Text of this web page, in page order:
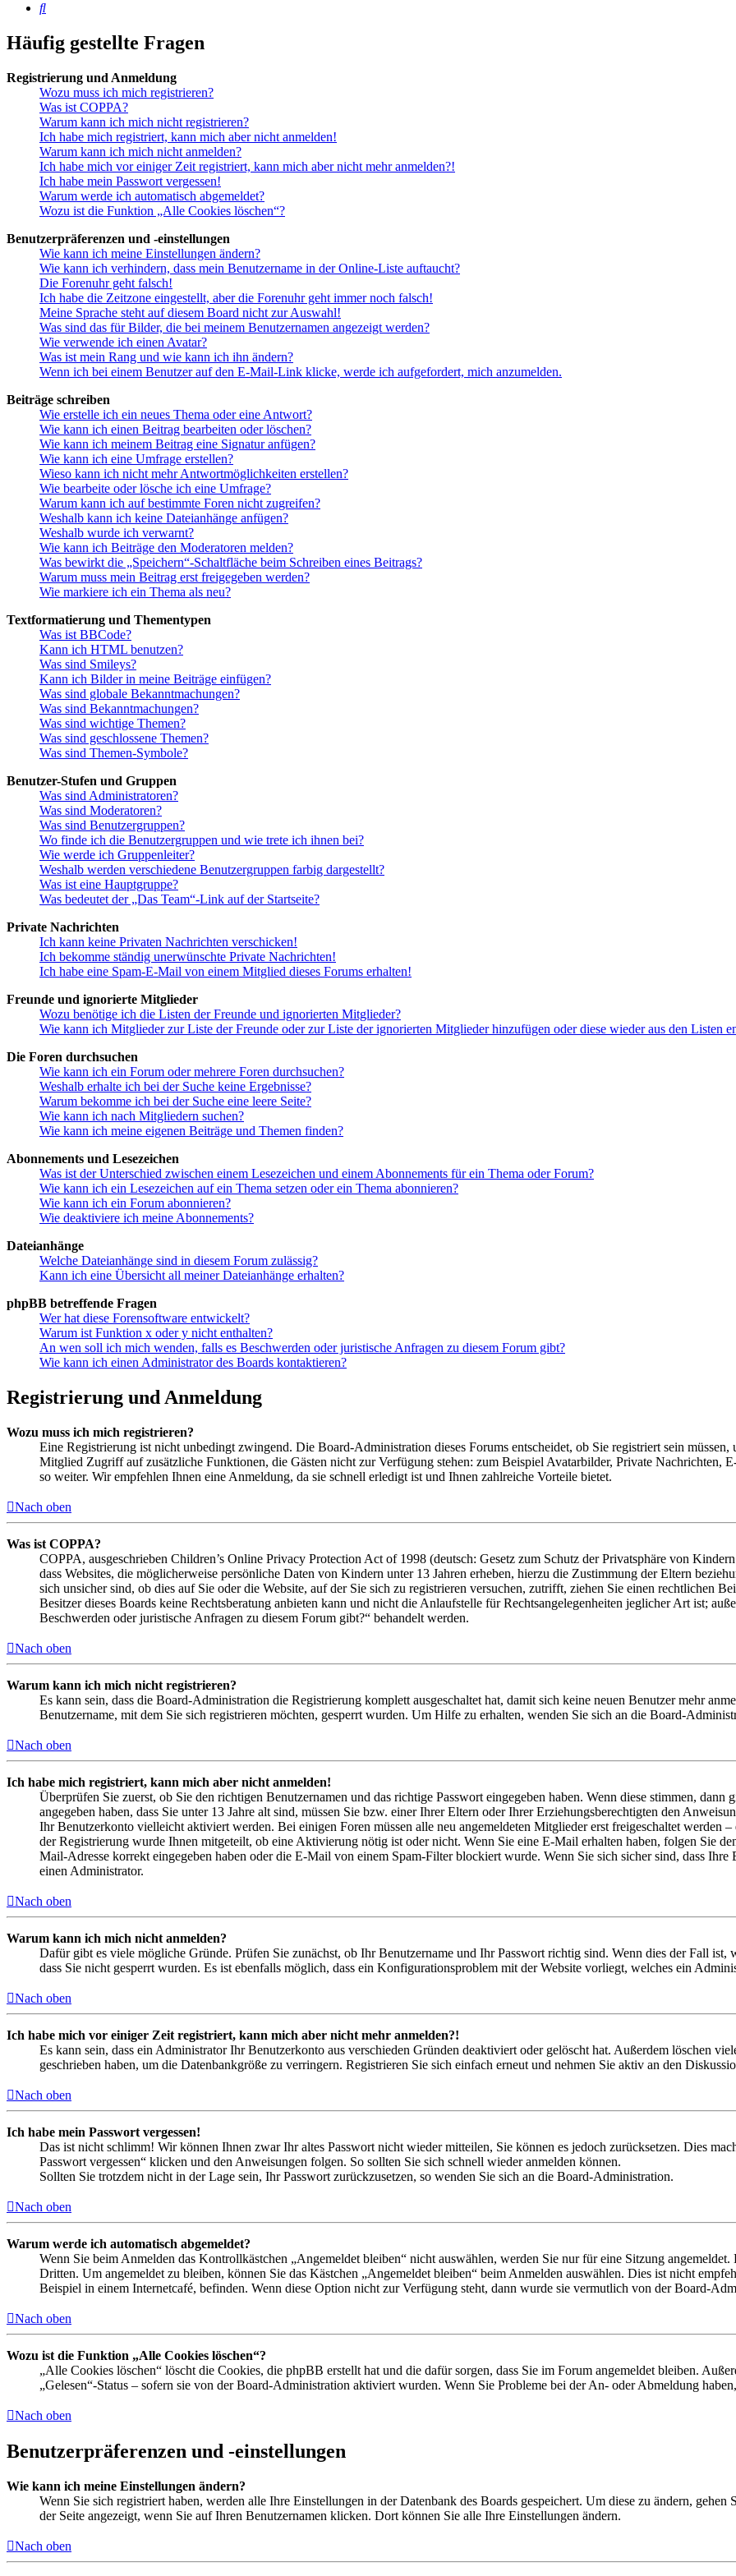
Suche
Häufig gestellte Fragen
Registrierung und Anmeldung
Wozu muss ich mich registrieren?
Was ist COPPA?
Warum kann ich mich nicht registrieren?
Ich habe mich registriert, kann mich aber nicht anmelden!
Warum kann ich mich nicht anmelden?
Ich habe mich vor einiger Zeit registriert, kann mich aber nicht mehr anmelden?!
Ich habe mein Passwort vergessen!
Warum werde ich automatisch abgemeldet?
Wozu ist die Funktion „Alle Cookies löschen“?
Benutzerpräferenzen und -einstellungen
Wie kann ich meine Einstellungen ändern?
Wie kann ich verhindern, dass mein Benutzername in der Online-Liste auftaucht?
Die Forenuhr geht falsch!
Ich habe die Zeitzone eingestellt, aber die Forenuhr geht immer noch falsch!
Meine Sprache steht auf diesem Board nicht zur Auswahl!
Was sind das für Bilder, die bei meinem Benutzernamen angezeigt werden?
Wie verwende ich einen Avatar?
Was ist mein Rang und wie kann ich ihn ändern?
Wenn ich bei einem Benutzer auf den E-Mail-Link klicke, werde ich aufgefordert, mich anzumelden.
Beiträge schreiben
Wie erstelle ich ein neues Thema oder eine Antwort?
Wie kann ich einen Beitrag bearbeiten oder löschen?
Wie kann ich meinem Beitrag eine Signatur anfügen?
Wie kann ich eine Umfrage erstellen?
Wieso kann ich nicht mehr Antwortmöglichkeiten erstellen?
Wie bearbeite oder lösche ich eine Umfrage?
Warum kann ich auf bestimmte Foren nicht zugreifen?
Weshalb kann ich keine Dateianhänge anfügen?
Weshalb wurde ich verwarnt?
Wie kann ich Beiträge den Moderatoren melden?
Was bewirkt die „Speichern“-Schaltfläche beim Schreiben eines Beitrags?
Warum muss mein Beitrag erst freigegeben werden?
Wie markiere ich ein Thema als neu?
Textformatierung und Thementypen
Was ist BBCode?
Kann ich HTML benutzen?
Was sind Smileys?
Kann ich Bilder in meine Beiträge einfügen?
Was sind globale Bekanntmachungen?
Was sind Bekanntmachungen?
Was sind wichtige Themen?
Was sind geschlossene Themen?
Was sind Themen-Symbole?
Benutzer-Stufen und Gruppen
Was sind Administratoren?
Was sind Moderatoren?
Was sind Benutzergruppen?
Wo finde ich die Benutzergruppen und wie trete ich ihnen bei?
Wie werde ich Gruppenleiter?
Weshalb werden verschiedene Benutzergruppen farbig dargestellt?
Was ist eine Hauptgruppe?
Was bedeutet der „Das Team“-Link auf der Startseite?
Private Nachrichten
Ich kann keine Privaten Nachrichten verschicken!
Ich bekomme ständig unerwünschte Private Nachrichten!
Ich habe eine Spam-E-Mail von einem Mitglied dieses Forums erhalten!
Freunde und ignorierte Mitglieder
Wozu benötige ich die Listen der Freunde und ignorierten Mitglieder?
Wie kann ich Mitglieder zur Liste der Freunde oder zur Liste der ignorierten Mitglieder hinzufügen oder diese wieder aus den Listen
Die Foren durchsuchen
Wie kann ich ein Forum oder mehrere Foren durchsuchen?
Weshalb erhalte ich bei der Suche keine Ergebnisse?
Warum bekomme ich bei der Suche eine leere Seite?
Wie kann ich nach Mitgliedern suchen?
Wie kann ich meine eigenen Beiträge und Themen finden?
Abonnements und Lesezeichen
Was ist der Unterschied zwischen einem Lesezeichen und einem Abonnements für ein Thema oder Forum?
Wie kann ich ein Lesezeichen auf ein Thema setzen oder ein Thema abonnieren?
Wie kann ich ein Forum abonnieren?
Wie deaktiviere ich meine Abonnements?
Dateianhänge
Welche Dateianhänge sind in diesem Forum zulässig?
Kann ich eine Übersicht all meiner Dateianhänge erhalten?
phpBB betreffende Fragen
Wer hat diese Forensoftware entwickelt?
Warum ist Funktion x oder y nicht enthalten?
An wen soll ich mich wenden, falls es Beschwerden oder juristische Anfragen zu diesem Forum gibt?
Wie kann ich einen Administrator des Boards kontaktieren?
Registrierung und Anmeldung
Wozu muss ich mich registrieren?
Eine Registrierung ist nicht unbedingt zwingend. Die Board-Administration dieses Forums entscheidet, ob Sie registriert sein
Mitglied Zugriff auf zusätzliche Funktionen, die Gästen nicht zur Verfügung stehen: zum Beispiel Avatarbilder, Private Nachrichten,
so weiter. Wir empfehlen Ihnen eine Anmeldung, da sie schnell erledigt ist und Ihnen zahlreiche Vorteile bietet.
Nach oben
Was ist COPPA?
COPPA, ausgeschrieben Children’s Online Privacy Protection Act of 1998 (deutsch: Gesetz zum Schutz der Privatsphäre von
dass Websites, die möglicherweise persönliche Daten von Kindern unter 13 Jahren erheben, hierzu die Zustimmung der Eltern
sich unsicher sind, ob dies auf Sie oder die Website, auf der Sie sich zu registrieren versuchen, zutrifft, ziehen Sie einen rechtlichen
Besitzer dieses Boards keine Rechtsberatung anbieten kann und nicht die Anlaufstelle für Rechtsangelegenheiten jeglicher Art ist;
Beschwerden oder juristische Anfragen zu diesem Forum gibt?“ behandelt werden.
Nach oben
Warum kann ich mich nicht registrieren?
Es kann sein, dass die Board-Administration die Registrierung komplett ausgeschaltet hat, damit sich keine neuen Benutzer mehr
Benutzername, mit dem Sie sich registrieren möchten, gesperrt wurden. Um Hilfe zu erhalten, wenden Sie sich an die Board-
Nach oben
Ich habe mich registriert, kann mich aber nicht anmelden!
Überprüfen Sie zuerst, ob Sie den richtigen Benutzernamen und das richtige Passwort eingegeben haben. Wenn diese stimmen, dann
angegeben haben, dass Sie unter 13 Jahre alt sind, müssen Sie bzw. einer Ihrer Eltern oder Ihrer Erziehungsberechtigten den
Ihr Benutzerkonto vielleicht aktiviert werden. Bei einigen Foren müssen alle neu angemeldeten Mitglieder erst freigeschaltet werden
der Registrierung wurde Ihnen mitgeteilt, ob eine Aktivierung nötig ist oder nicht. Wenn Sie eine E-Mail erhalten haben, folgen Sie
Mail-Adresse korrekt eingegeben haben oder die E-Mail von einem Spam-Filter blockiert wurde. Wenn Sie sich sicher sind, dass
einen Administrator.
Nach oben
Warum kann ich mich nicht anmelden?
Dafür gibt es viele mögliche Gründe. Prüfen Sie zunächst, ob Ihr Benutzername und Ihr Passwort richtig sind. Wenn dies der Fall ist,
dass Sie nicht gesperrt wurden. Es ist ebenfalls möglich, dass ein Konfigurationsproblem mit der Website vorliegt, welches ein
Nach oben
Ich habe mich vor einiger Zeit registriert, kann mich aber nicht mehr anmelden?!
Es kann sein, dass ein Administrator Ihr Benutzerkonto aus verschieden Gründen deaktiviert oder gelöscht hat. Außerdem löschen
geschrieben haben, um die Datenbankgröße zu verringern. Registrieren Sie sich einfach erneut und nehmen Sie aktiv an den
Nach oben
Ich habe mein Passwort vergessen!
Das ist nicht schlimm! Wir können Ihnen zwar Ihr altes Passwort nicht wieder mitteilen, Sie können es jedoch zurücksetzen. Dies
Passwort vergessen“ klicken und den Anweisungen folgen. So sollten Sie sich schnell wieder anmelden können.
Sollten Sie trotzdem nicht in der Lage sein, Ihr Passwort zurückzusetzen, so wenden Sie sich an die Board-Administration.
Nach oben
Warum werde ich automatisch abgemeldet?
Wenn Sie beim Anmelden das Kontrollkästchen „Angemeldet bleiben“ nicht auswählen, werden Sie nur für eine Sitzung
Dritten. Um angemeldet zu bleiben, können Sie das Kästchen „Angemeldet bleiben“ beim Anmelden auswählen. Dies ist nicht
Beispiel in einem Internetcafé, befinden. Wenn diese Option nicht zur Verfügung steht, dann wurde sie vermutlich von der Board-
Nach oben
Wozu ist die Funktion „Alle Cookies löschen“?
„Alle Cookies löschen“ löscht die Cookies, die phpBB erstellt hat und die dafür sorgen, dass Sie im Forum angemeldet bleiben.
„Gelesen“-Status – sofern sie von der Board-Administration aktiviert wurden. Wenn Sie Probleme bei der An- oder Abmeldung
Nach oben
Benutzerpräferenzen und -einstellungen
Wie kann ich meine Einstellungen ändern?
Wenn Sie sich registriert haben, werden alle Ihre Einstellungen in der Datenbank des Boards gespeichert. Um diese zu ändern,
der Seite angezeigt, wenn Sie auf Ihren Benutzernamen klicken. Dort können Sie alle Ihre Einstellungen ändern.
Nach oben